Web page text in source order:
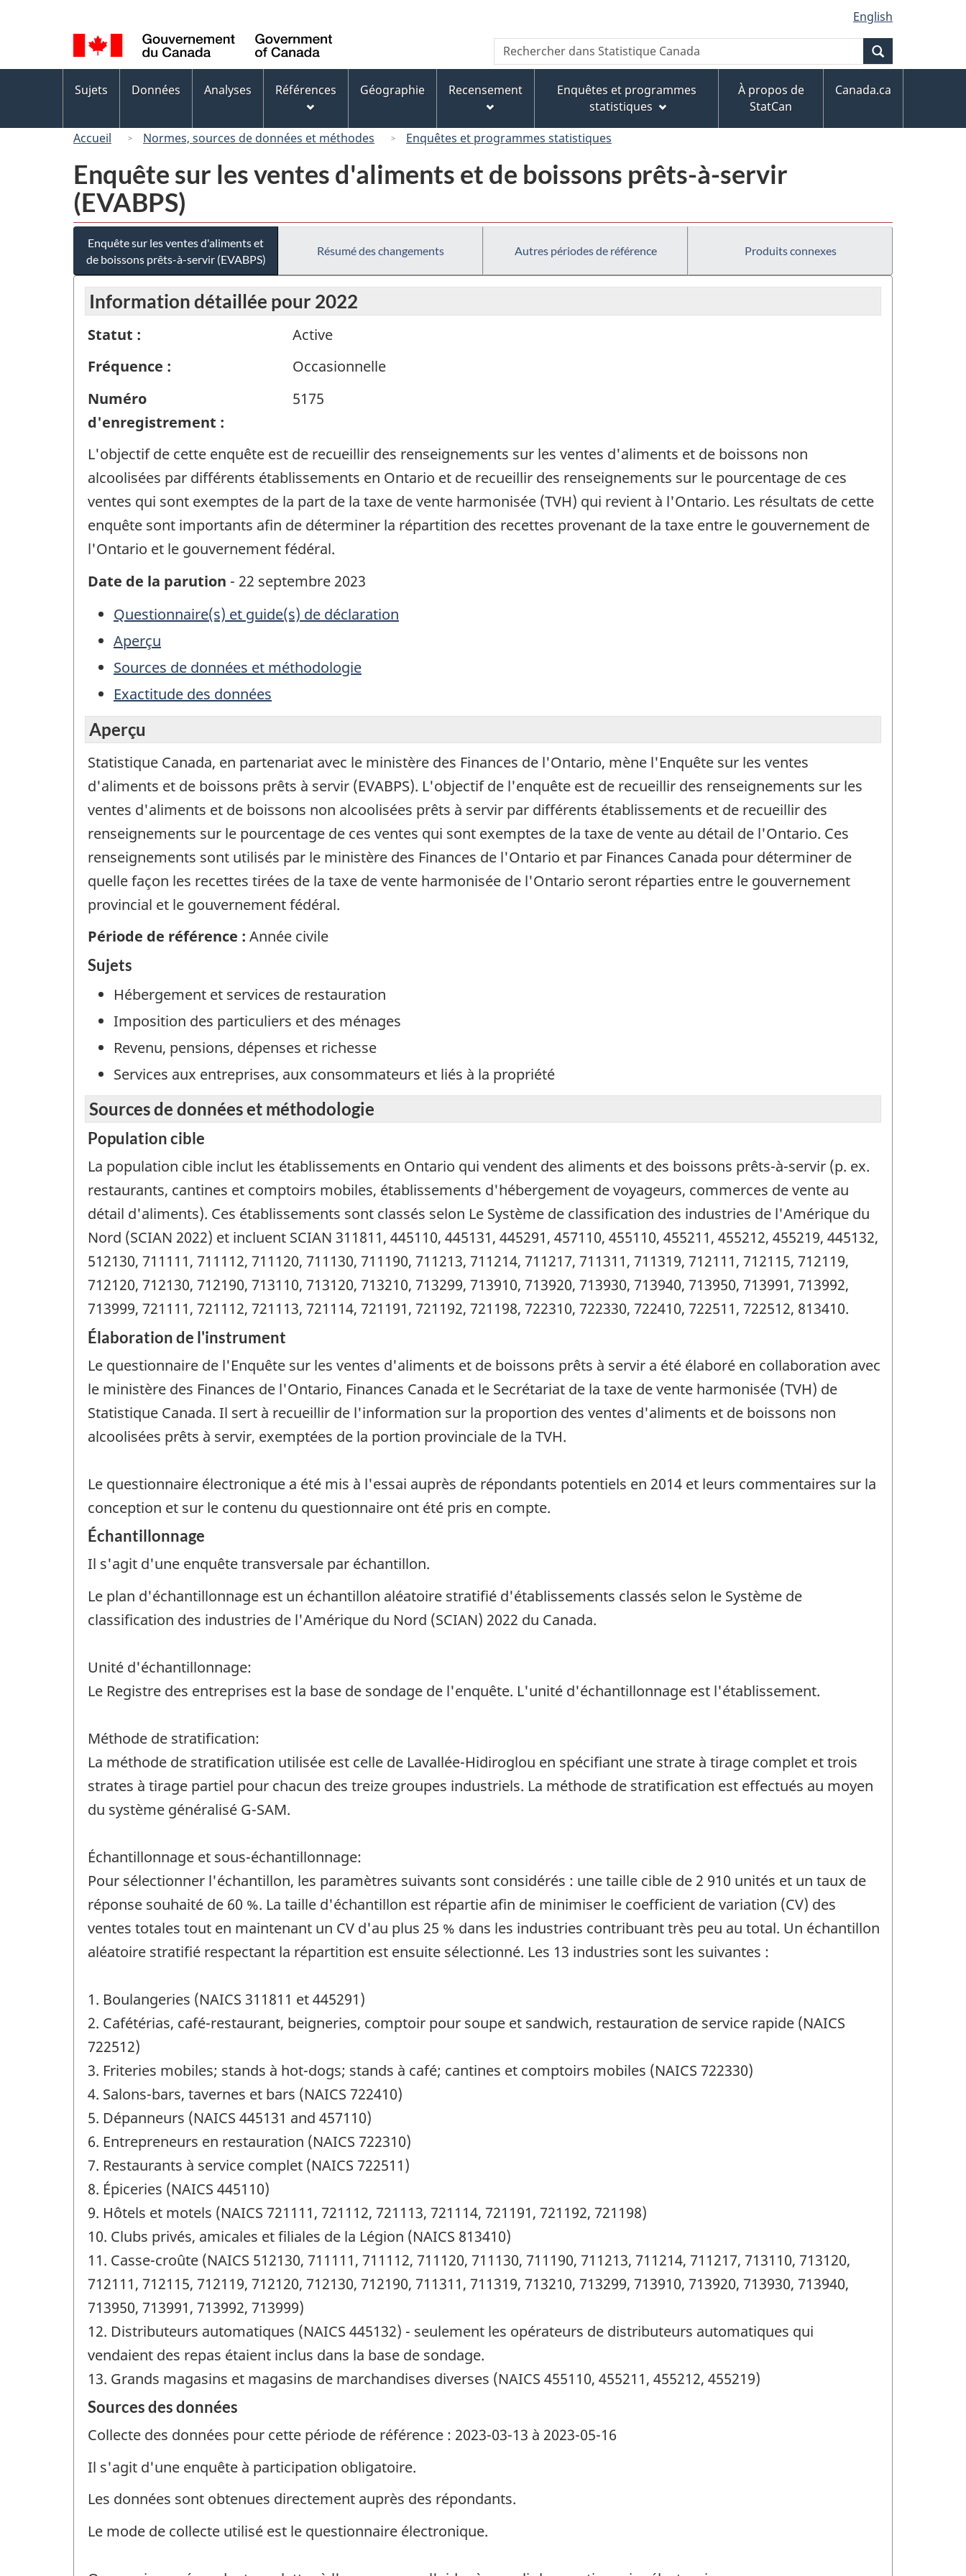
au
contenu
principal
« À
propos
de
ce
version
HTML
simplifiée
de
la
langue
English
Canada
Recherche
Rechercher
dans
Canada
des
Sujets Données Analyses Références Géographie Recensement
Enquêtes et programmes
statistiques
À propos de
StatCan
Canada.ca
Accueil Normes, sources de données et méthodes Enquêtes et programmes statistiques
Enquête sur les ventes d'aliments et de boissons prêts-à-servir
(EVABPS)
Enquête sur les ventes d'aliments et
de boissons prêts-à-servir (EVABPS)
Résumé des changements Autres périodes de référence Produits connexes
Information détaillée pour 2022
Statut :
Active
Fréquence :
Occasionnelle
Numéro
d'enregistrement :
5175
L'objectif de cette enquête est de recueillir des renseignements sur les ventes d'aliments et de boissons non
alcoolisées par différents établissements en Ontario et de recueillir des renseignements sur le pourcentage de ces
ventes qui sont exemptes de la part de la taxe de vente harmonisée (TVH) qui revient à l'Ontario. Les résultats de cette
enquête sont importants afin de déterminer la répartition des recettes provenant de la taxe entre le gouvernement de
l'Ontario et le gouvernement fédéral.
Date de la parution - 22 septembre 2023
Questionnaire(s) et guide(s) de déclaration
Aperçu
Sources de données et méthodologie
Exactitude des données
Aperçu
Statistique Canada, en partenariat avec le ministère des Finances de l'Ontario, mène l'Enquête sur les ventes
d'aliments et de boissons prêts à servir (EVABPS). L'objectif de l'enquête est de recueillir des renseignements sur les
ventes d'aliments et de boissons non alcoolisées prêts à servir par différents établissements et de recueillir des
renseignements sur le pourcentage de ces ventes qui sont exemptes de la taxe de vente au détail de l'Ontario. Ces
renseignements sont utilisés par le ministère des Finances de l'Ontario et par Finances Canada pour déterminer de
quelle façon les recettes tirées de la taxe de vente harmonisée de l'Ontario seront réparties entre le gouvernement
provincial et le gouvernement fédéral.
Période de référence : Année civile
Sujets
Hébergement et services de restauration
Imposition des particuliers et des ménages
Revenu, pensions, dépenses et richesse
Services aux entreprises, aux consommateurs et liés à la propriété
Sources de données et méthodologie
Population cible
La population cible inclut les établissements en Ontario qui vendent des aliments et des boissons prêts-à-servir (p. ex.
restaurants, cantines et comptoirs mobiles, établissements d'hébergement de voyageurs, commerces de vente au
détail d'aliments). Ces établissements sont classés selon Le Système de classification des industries de l'Amérique du
Nord (SCIAN 2022) et incluent SCIAN 311811, 445110, 445131, 445291, 457110, 455110, 455211, 455212, 455219, 445132,
512130, 711111, 711112, 711120, 711130, 711190, 711213, 711214, 711217, 711311, 711319, 712111, 712115, 712119,
712120, 712130, 712190, 713110, 713120, 713210, 713299, 713910, 713920, 713930, 713940, 713950, 713991, 713992,
713999, 721111, 721112, 721113, 721114, 721191, 721192, 721198, 722310, 722330, 722410, 722511, 722512, 813410.
Élaboration de l'instrument
Le questionnaire de l'Enquête sur les ventes d'aliments et de boissons prêts à servir a été élaboré en collaboration avec
le ministère des Finances de l'Ontario, Finances Canada et le Secrétariat de la taxe de vente harmonisée (TVH) de
Statistique Canada. Il sert à recueillir de l'information sur la proportion des ventes d'aliments et de boissons non
alcoolisées prêts à servir, exemptées de la portion provinciale de la TVH.
Le questionnaire électronique a été mis à l'essai auprès de répondants potentiels en 2014 et leurs commentaires sur la
conception et sur le contenu du questionnaire ont été pris en compte.
Échantillonnage
Il s'agit d'une enquête transversale par échantillon.
Le plan d'échantillonnage est un échantillon aléatoire stratifié d'établissements classés selon le Système de
classification des industries de l'Amérique du Nord (SCIAN) 2022 du Canada.
Unité d'échantillonnage:
Le Registre des entreprises est la base de sondage de l'enquête. L'unité d'échantillonnage est l'établissement.
Méthode de stratification:
La méthode de stratification utilisée est celle de Lavallée-Hidiroglou en spécifiant une strate à tirage complet et trois
strates à tirage partiel pour chacun des treize groupes industriels. La méthode de stratification est effectués au moyen
du système généralisé G-SAM.
Échantillonnage et sous-échantillonnage:
Pour sélectionner l'échantillon, les paramètres suivants sont considérés : une taille cible de 2 910 unités et un taux de
réponse souhaité de 60 %. La taille d'échantillon est répartie afin de minimiser le coefficient de variation (CV) des
ventes totales tout en maintenant un CV d'au plus 25 % dans les industries contribuant très peu au total. Un échantillon
aléatoire stratifié respectant la répartition est ensuite sélectionné. Les 13 industries sont les suivantes :
1. Boulangeries (NAICS 311811 et 445291)
2. Cafétérias, café-restaurant, beigneries, comptoir pour soupe et sandwich, restauration de service rapide (NAICS
722512)
3. Friteries mobiles; stands à hot-dogs; stands à café; cantines et comptoirs mobiles (NAICS 722330)
4. Salons-bars, tavernes et bars (NAICS 722410)
5. Dépanneurs (NAICS 445131 and 457110)
6. Entrepreneurs en restauration (NAICS 722310)
7. Restaurants à service complet (NAICS 722511)
8. Épiceries (NAICS 445110)
9. Hôtels et motels (NAICS 721111, 721112, 721113, 721114, 721191, 721192, 721198)
10. Clubs privés, amicales et filiales de la Légion (NAICS 813410)
11. Casse-croûte (NAICS 512130, 711111, 711112, 711120, 711130, 711190, 711213, 711214, 711217, 713110, 713120,
712111, 712115, 712119, 712120, 712130, 712190, 711311, 711319, 713210, 713299, 713910, 713920, 713930, 713940,
713950, 713991, 713992, 713999)
12. Distributeurs automatiques (NAICS 445132) - seulement les opérateurs de distributeurs automatiques qui
vendaient des repas étaient inclus dans la base de sondage.
13. Grands magasins et magasins de marchandises diverses (NAICS 455110, 455211, 455212, 455219)
Sources des données
Collecte des données pour cette période de référence : 2023-03-13 à 2023-05-16
Il s'agit d'une enquête à participation obligatoire.
Les données sont obtenues directement auprès des répondants.
Le mode de collecte utilisé est le questionnaire électronique.